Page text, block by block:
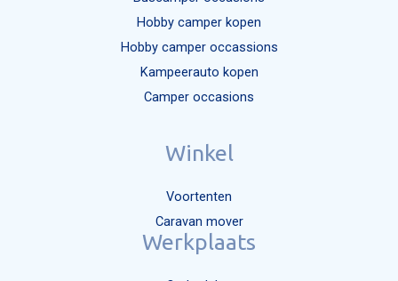
Hobby camper kopen
Hobby camper occassions
Kampeerauto kopen
Camper occasions
Winkel
Voortenten
Caravan mover
Werkplaats